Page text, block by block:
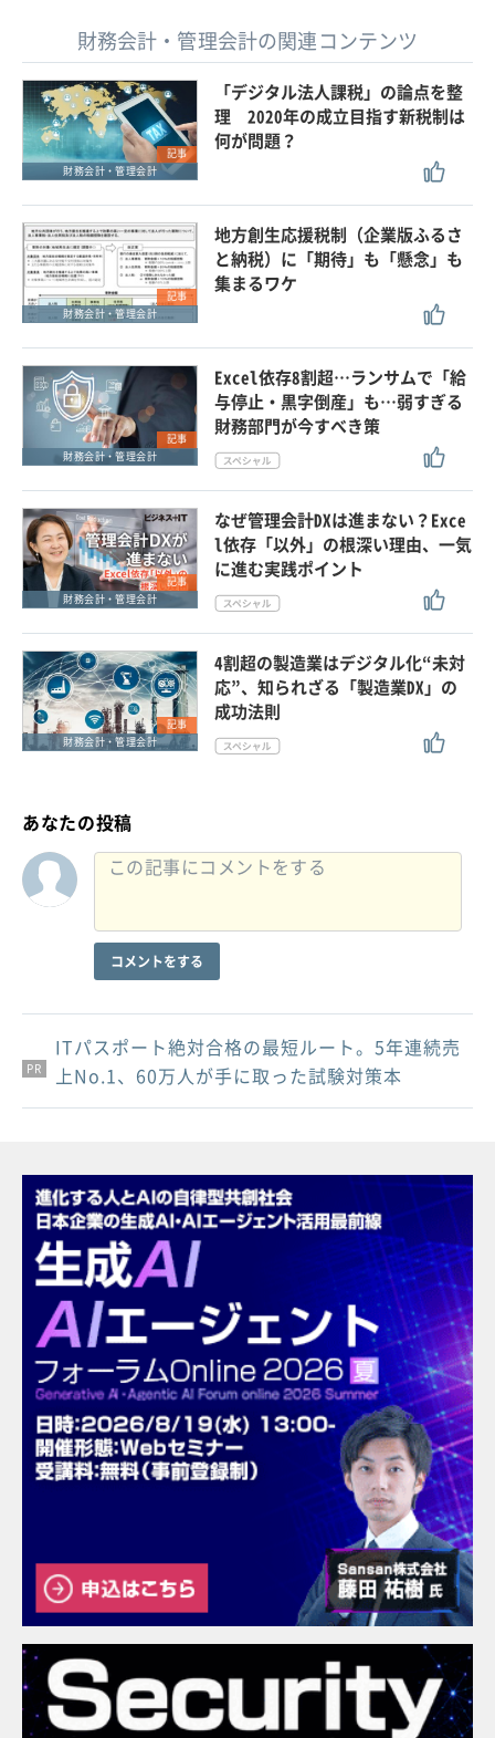
財務会計・管理会計の関連コンテンツ
記事
財務会計・管理会計
「デジタル法人課税」の論点を整
理 2020年の成立目指す新税制は
何が問題？
記事
財務会計・管理会計
地方創生応援税制（企業版ふるさ
と納税）に「期待」も「懸念」も
集まるワケ
記事
財務会計・管理会計
Excel依存8割超…ランサムで「給
与停止・黒字倒産」も…弱すぎる
財務部門が今すべき策
記事
財務会計・管理会計
なぜ管理会計DXは進まない？Exce
l依存「以外」の根深い理由、一気
に進む実践ポイント
記事
財務会計・管理会計
4割超の製造業はデジタル化“未対
応”、知られざる「製造業DX」の
成功法則
あなたの投稿
コメントをする
PR
PR
PR
ITパスポート絶対合格の最短ルート。5年連続売
上No.1、60万人が手に取った試験対策本